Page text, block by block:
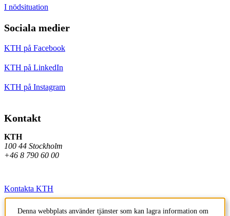
I nödsituation
Sociala medier
KTH på Facebook
KTH på LinkedIn
KTH på Instagram
Kontakt
KTH
100 44 Stockholm
+46 8 790 60 00
Kontakta KTH
Jobba på KTH
Denna webbplats använder tjänster som kan lagra information om